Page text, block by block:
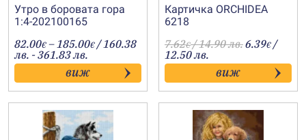
Утро в боровата гора
1:4-202100165
82.00€ –185.00€Price
range:
82.00€
through
185.00€
/ 160.38
лв. - 361.83 лв.
виж
Картичка ORCHIDEA
6218
7.62€/ 14.90 лв.6.39€ /
12.50 лв.
виж